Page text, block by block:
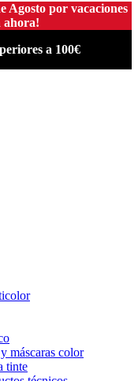
Agosto por vacaciones
ahora!
a 100€
máscaras color
tinte